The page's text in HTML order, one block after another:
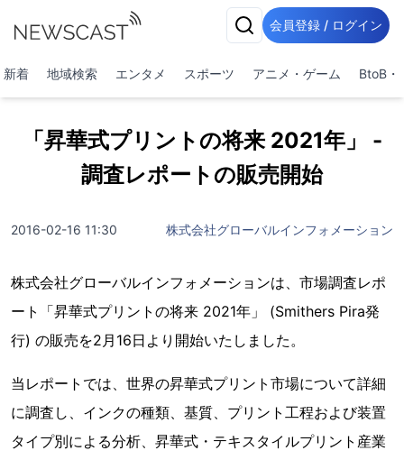
会員登録 / ログイン
新着 地域検索 エンタメ スポーツ アニメ・ゲーム BtoB・
「昇華式プリントの将来 2021年」 -
調査レポートの販売開始
2016-02-16 11:30 株式会社グローバルインフォメーション
株式会社グローバルインフォメーションは、市場調査レポ
ート「昇華式プリントの将来 2021年」 (Smithers Pira発
行) の販売を2月16日より開始いたしました。
当レポートでは、世界の昇華式プリント市場について詳細
に調査し、インクの種類、基質、プリント工程および装置
タイプ別による分析、昇華式・テキスタイルプリント産業